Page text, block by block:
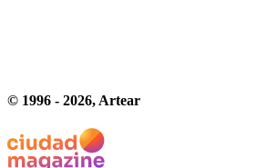
© 1996 - 2026, Artear